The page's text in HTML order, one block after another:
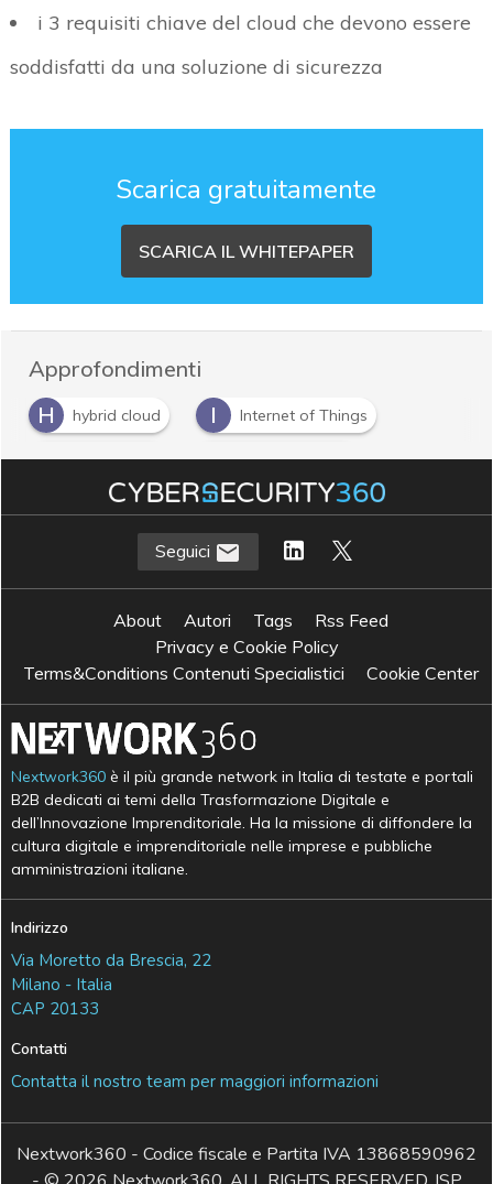
i 3 requisiti chiave del cloud che devono essere
soddisfatti da una soluzione di sicurezza
Scarica gratuitamente
SCARICA IL WHITEPAPER
Approfondimenti
H
hybrid cloud I Internet of Things
P public cloud S sicurezza cloud
Seguici
About Autori Tags
Rss Feed
Privacy e Cookie Policy
Terms&Conditions Contenuti Specialistici
Cookie Center
Nextwork360 è il più grande network in Italia di testate e portali
B2B dedicati ai temi della Trasformazione Digitale e
dell’Innovazione Imprenditoriale. Ha la missione di diffondere la
cultura digitale e imprenditoriale nelle imprese e pubbliche
amministrazioni italiane.
Indirizzo
Via Moretto da Brescia, 22
Milano - Italia
CAP 20133
Contatti
Contatta il nostro team per maggiori informazioni
Nextwork360 - Codice fiscale e Partita IVA 13868590962